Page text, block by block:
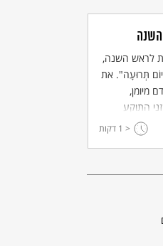
לראש השנה,
תְּרוּעָה". את
מיומן,
התוקע
< 1 דקות